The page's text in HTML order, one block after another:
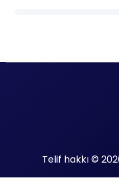
Telif hakkı ©